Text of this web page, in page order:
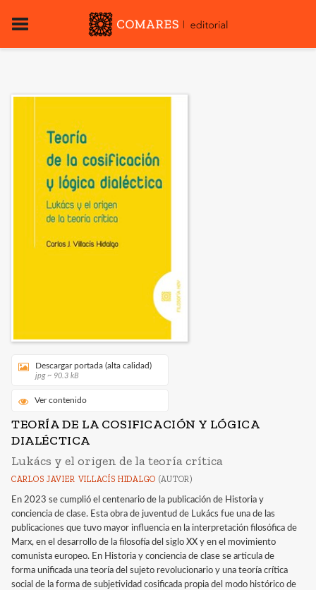
Descargar portada (alta calidad)
jpg ~ 90.3 kB
Ver contenido
TEORÍA DE LA COSIFICACIÓN Y LÓGICA
DIALÉCTICA
Lukács y el origen de la teoría crítica
CARLOS JAVIER VILLACÍS HIDALGO (AUTOR)
En 2023 se cumplió el centenario de la publicación de Historia y
conciencia de clase. Esta obra de juventud de Lukács fue una de las
publicaciones que tuvo mayor influencia en la interpretación filosófica de
Marx, en el desarrollo de la filosofía del siglo XX y en el movimiento
comunista europeo. En Historia y conciencia de clase se articula de
forma unificada una teoría del sujeto revolucionario y una teoría crítica
social de la forma de subjetividad cosificada propia del modo histórico de